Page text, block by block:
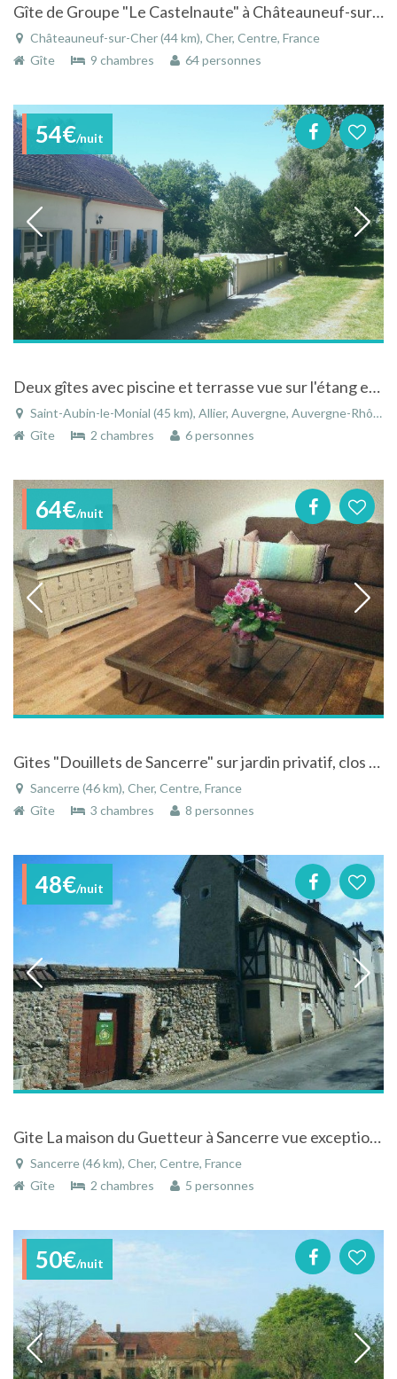
Gîte de Groupe "Le Castelnaute" à Châteauneuf-sur-Cher dans le Centre
Châteauneuf-sur-Cher (44 km), Cher, Centre, France
Gîte
9 chambres 64 personnes
54€/nuit
Deux gîtes avec piscine et terrasse vue sur l'étang en Auvergne
Saint-Aubin-le-Monial (45 km), Allier, Auvergne, Auvergne-Rhône-Alpes, France
Gîte
2 chambres 6 personnes
64€/nuit
Gites "Douillets de Sancerre" sur jardin privatif, clos et gazonné
Sancerre (46 km), Cher, Centre, France
Gîte
3 chambres 8 personnes
48€/nuit
Gite La maison du Guetteur à Sancerre vue exceptionnelle et proche centre ville
Sancerre (46 km), Cher, Centre, France
Gîte
2 chambres 5 personnes
50€/nuit